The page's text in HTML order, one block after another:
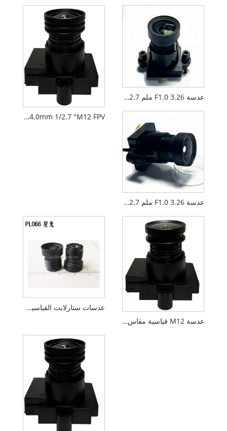
AIoT F1.6 4.0mm 1/2.7 "M12 FPV عدسة الكاميرا بدون طيار PL066
عدسة F1.0 3.26 ملم 1/2.7 بوصة M12 ذات ضوء داكن CCTV
عدسة F1.0 3.26 ملم 1/2.7 بوصة M12 Darklight القياسية
عدسات ستارلايت القياسية M12 F1.6 مقاس 4 ملم و5 ميجابكسل
عدسة M12 قياسية مقاس 2.8 مم مقاس 1/2.7 بوصة PL099